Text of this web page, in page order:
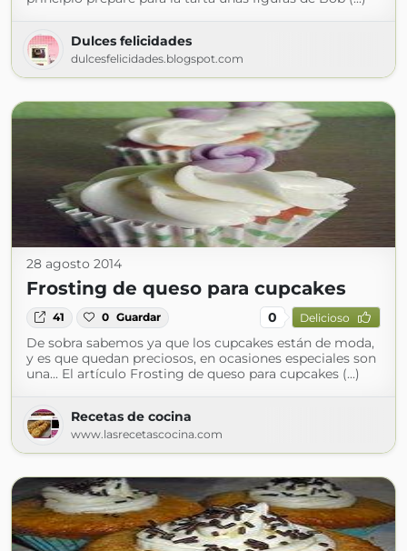
Dulces felicidades
dulcesfelicidades.blogspot.com
28 agosto 2014
Frosting de queso para cupcakes
41 0 Guardar 0 Delicioso
De sobra sabemos ya que los cupcakes están de moda,
y es que quedan preciosos, en ocasiones especiales son
una... El artículo Frosting de queso para cupcakes (...)
Recetas de cocina
www.lasrecetascocina.com